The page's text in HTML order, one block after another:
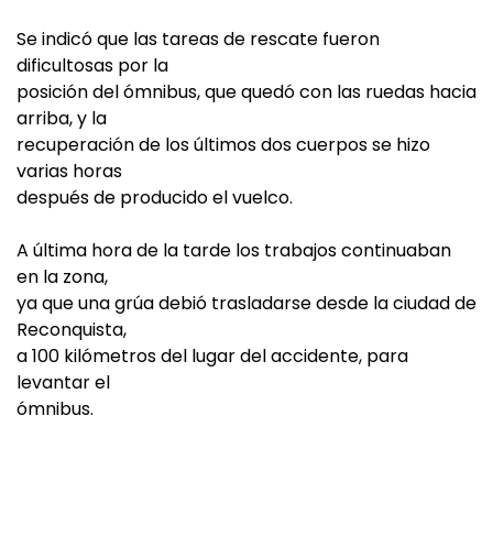
Se indicó que las tareas de rescate fueron
dificultosas por la
posición del ómnibus, que quedó con las ruedas hacia
arriba, y la
recuperación de los últimos dos cuerpos se hizo
varias horas
después de producido el vuelco.
A última hora de la tarde los trabajos continuaban
en la zona,
ya que una grúa debió trasladarse desde la ciudad de
Reconquista,
a 100 kilómetros del lugar del accidente, para
levantar el
ómnibus.